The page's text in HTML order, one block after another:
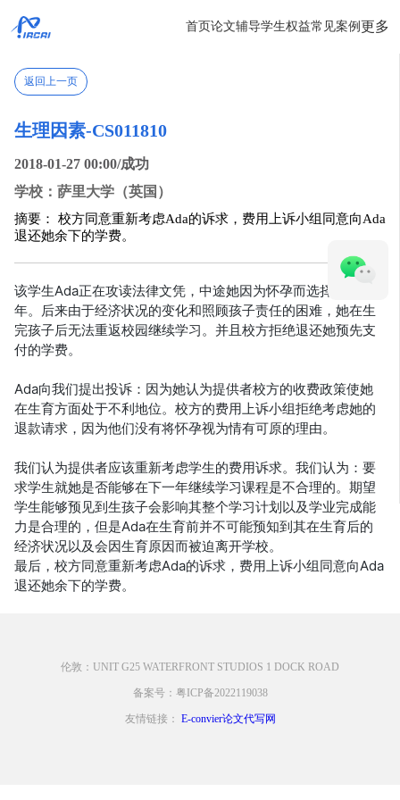
首页论文辅导学生权益常见案例 更多
返回上一页
生理因素-CS011810
2018-01-27 00:00/成功
学校：萨里大学（英国）
摘要： 校方同意重新考虑Ada的诉求，费用上诉小组同意向Ada
退还她余下的学费。
该学生Ada正在攻读法律文凭，中途她因为怀孕而选择停课一
年。后来由于经济状况的变化和照顾孩子责任的困难，她在生
完孩子后无法重返校园继续学习。并且校方拒绝退还她预先支
付的学费。
Ada向我们提出投诉：因为她认为提供者校方的收费政策使她
在生育方面处于不利地位。校方的费用上诉小组拒绝考虑她的
退款请求，因为他们没有将怀孕视为情有可原的理由。
我们认为提供者应该重新考虑学生的费用诉求。我们认为：要
求学生就她是否能够在下一年继续学习课程是不合理的。期望
学生能够预见到生孩子会影响其整个学习计划以及学业完成能
力是合理的，但是Ada在生育前并不可能预知到其在生育后的
经济状况以及会因生育原因而被迫离开学校。
最后，校方同意重新考虑Ada的诉求，费用上诉小组同意向Ada
退还她余下的学费。
伦敦：UNIT G25 WATERFRONT STUDIOS 1 DOCK ROAD
备案号：粤ICP备2022119038
友情链接： E-convier论文代写网